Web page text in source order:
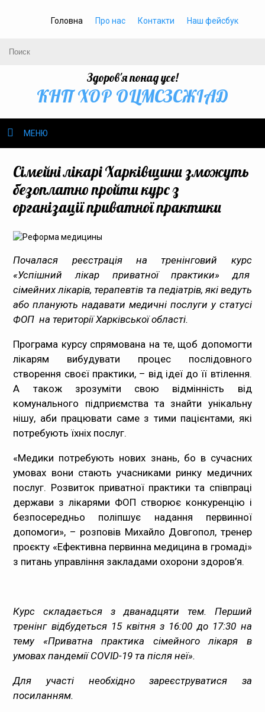
Головна Про нас Контакти Наш фейсбук
Здоров'я понад усе!
КНП ХОР ОЦМСЗСЖIАД
МЕНЮ
Громадське здоров’я
Медпрацівникам
Статистика
Документи
Контакти
Карта сайта
Сімейні лікарі Харківщини зможуть
безоплатно пройти курс з
організації приватної практики
Почалася реєстрація на тренінговий курс
«Успішний лікар приватної практики» для
сімейних лікарів, терапевтів та педіатрів, які ведуть
або планують надавати медичні послуги у статусі
ФОП на території Харківської області.
Програма курсу спрямована на те, щоб допомогти
лікарям вибудувати процес послідовного
створення своєї практики, – від ідеї до її втілення.
А також зрозуміти свою відмінність від
комунального підприємства та знайти унікальну
нішу, аби працювати саме з тими пацієнтами, які
потребують їхніх послуг.
«Медики потребують нових знань, бо в сучасних
умовах вони стають учасниками ринку медичних
послуг. Розвиток приватної практики та співпраці
держави з лікарями ФОП створює конкуренцію і
безпосередньо поліпшує надання первинної
допомоги», – розповів Михайло Довгопол, тренер
проєкту «Ефективна первинна медицина в громаді»
з питань управління закладами охорони здоров’я.
Курс складається з дванадцяти тем. Перший
тренінг відбудеться 15 квітня з 16:00 до 17:30 на
тему «Приватна практика сімейного лікаря в
умовах пандемії COVID-19 та після неї».
Для участі необхідно зареєструватися за
посиланням.